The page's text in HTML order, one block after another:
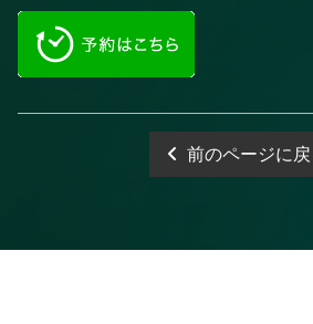
前のページに戻